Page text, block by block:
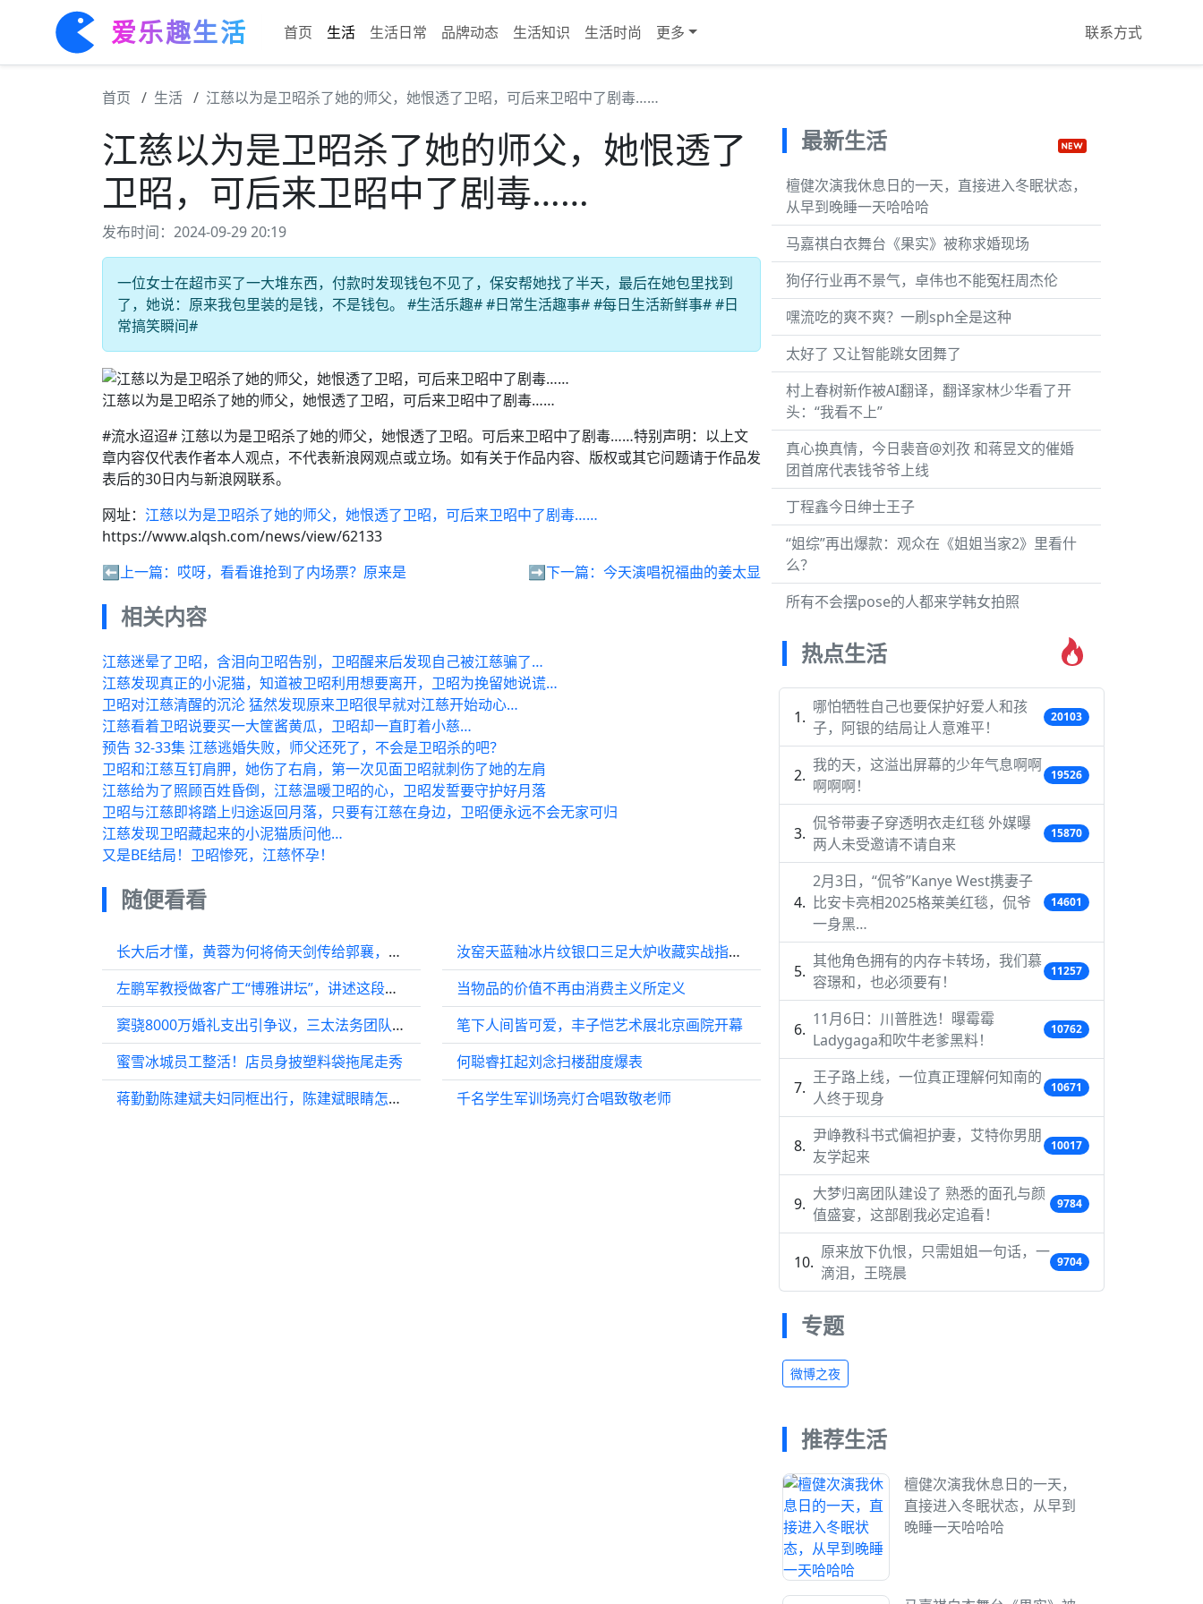
爱乐趣生活 首页 生活 生活日常 品牌动态 生活知识 生活时尚 更多 联系方式
首页 生活 江慈以为是卫昭杀了她的师父，她恨透了卫昭，可后来卫昭中了剧毒……
江慈以为是卫昭杀了她的师父，她恨透了
卫昭，可后来卫昭中了剧毒……
发布时间：2024-09-29 20:19
一位女士在超市买了一大堆东西，付款时发现钱包不见了，保安帮她找了半天，最后在她包里找到
了，她说：原来我包里装的是钱，不是钱包。 #生活乐趣# #日常生活趣事# #每日生活新鲜事# #日
常搞笑瞬间#
江慈以为是卫昭杀了她的师父，她恨透了卫昭，可后来卫昭中了剧毒……
#流水迢迢# 江慈以为是卫昭杀了她的师父，她恨透了卫昭。可后来卫昭中了剧毒……特别声明：以上文
章内容仅代表作者本人观点，不代表新浪网观点或立场。如有关于作品内容、版权或其它问题请于作品发
表后的30日内与新浪网联系。
网址： 江慈以为是卫昭杀了她的师父，她恨透了卫昭，可后来卫昭中了剧毒……
https://www.alqsh.com/news/view/62133
⬅️上一篇： 哎呀，看看谁抢到了内场票？原来是 ➡️下一篇： 今天演唱祝福曲的姜太显
相关内容
江慈迷晕了卫昭，含泪向卫昭告别，卫昭醒来后发现自己被江慈骗了…
江慈发现真正的小泥猫，知道被卫昭利用想要离开，卫昭为挽留她说谎…
卫昭对江慈清醒的沉沦 猛然发现原来卫昭很早就对江慈开始动心…
江慈看着卫昭说要买一大筐酱黄瓜，卫昭却一直盯着小慈…
预告 32-33集 江慈逃婚失败，师父还死了，不会是卫昭杀的吧？
卫昭和江慈互钉肩胛，她伤了右肩，第一次见面卫昭就刺伤了她的左肩
江慈给为了照顾百姓昏倒，江慈温暖卫昭的心，卫昭发誓要守护好月落
卫昭与江慈即将踏上归途返回月落，只要有江慈在身边，卫昭便永远不会无家可归
江慈发现卫昭藏起来的小泥猫质问他…
又是BE结局！卫昭惨死，江慈怀孕！
随便看看
长大后才懂，黄蓉为何将倚天剑传给郭襄，并没有传给最疼爱的郭芙
左鹏军教授做客广工“博雅讲坛”，讲述这段岭南文化记忆……
窦骁8000万婚礼支出引争议，三太法务团队介入
蜜雪冰城员工整活！店员身披塑料袋拖尾走秀
蒋勤勤陈建斌夫妇同框出行，陈建斌眼睛怎么受伤了
汝窑天蓝釉冰片纹银口三足大炉收藏实战指南：热门品种、鉴定技巧与市场避坑全解析
当物品的价值不再由消费主义所定义
笔下人间皆可爱，丰子恺艺术展北京画院开幕
何聪睿扛起刘念扫楼甜度爆表
千名学生军训场亮灯合唱致敬老师
最新生活
檀健次演我休息日的一天，直接进入冬眠状态，
从早到晚睡一天哈哈哈
马嘉祺白衣舞台《果实》被称求婚现场
狗仔行业再不景气，卓伟也不能冤枉周杰伦
嘿流吃的爽不爽？一刷sph全是这种
太好了 又让智能跳女团舞了
村上春树新作被AI翻译，翻译家林少华看了开
头：“我看不上”
真心换真情，今日裴音@刘孜 和蒋昱文的催婚
团首席代表钱爷爷上线
丁程鑫今日绅士王子
“姐综”再出爆款：观众在《姐姐当家2》里看什
么？
所有不会摆pose的人都来学韩女拍照
热点生活
哪怕牺牲自己也要保护好爱人和孩
子，阿银的结局让人意难平！
20103
我的天，这溢出屏幕的少年气息啊啊
啊啊啊！
19526
侃爷带妻子穿透明衣走红毯 外媒曝
两人未受邀请不请自来
15870
2月3日，“侃爷”Kanye West携妻子
比安卡亮相2025格莱美红毯，侃爷
一身黑…
14601
其他角色拥有的内存卡转场，我们慕
容璟和，也必须要有！
11257
11月6日：川普胜选！曝霉霉
Ladygaga和吹牛老爹黑料！
10762
王子路上线，一位真正理解何知南的
人终于现身
10671
尹峥教科书式偏袒护妻，艾特你男朋
友学起来
10017
大梦归离团队建设了 熟悉的面孔与颜
值盛宴，这部剧我必定追看！
9784
原来放下仇恨，只需姐姐一句话，一
滴泪，王晓晨
9704
专题
微博之夜
推荐生活
檀健次演我休息日的一天，
直接进入冬眠状态，从早到
晚睡一天哈哈哈